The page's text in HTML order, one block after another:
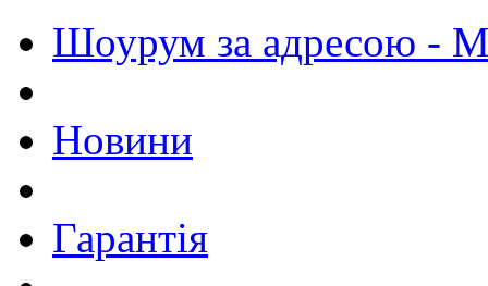
Шоурум за адресою - М.
Новини
Гарантія